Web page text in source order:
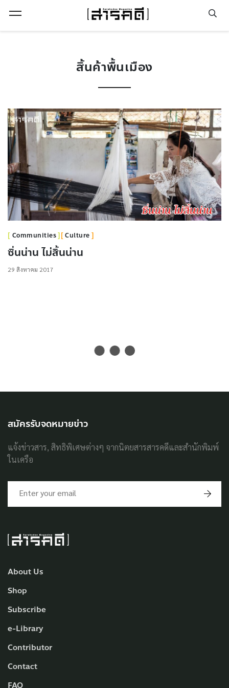
สิ้นค้าพื้นเมือง
Communities Culture
ซิ่นน่าน ไม่สิ้นน่าน
29 สิงหาคม 2017
About Us
Shop
Subscribe
e-Library
Contributor
Contact
สมัครรับจดหมายข่าว
แจ้งข่าวสาร, สิทธิพิเศษต่างๆ จากนิตยสารสารคดีและสำนักพิมพ์
ในเครือ